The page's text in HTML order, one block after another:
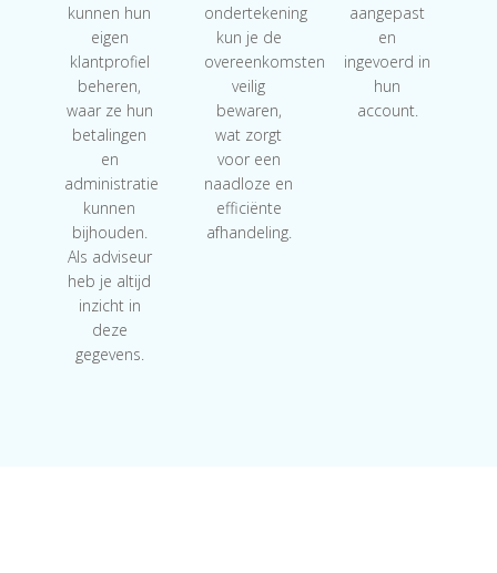
kunnen hun
eigen
klantprofiel
beheren,
waar ze hun
betalingen
en
administratie
kunnen
bijhouden.
Als adviseur
heb je altijd
inzicht in
deze
gegevens.
ondertekening
kun je de
overeenkomsten
veilig
bewaren,
wat zorgt
voor een
naadloze en
efficiënte
afhandeling.
aangepast
en
ingevoerd in
hun
account.